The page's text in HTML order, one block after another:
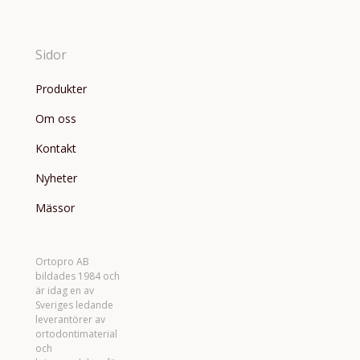
Sidor
Produkter
Om oss
Kontakt
Nyheter
Mässor
Ortopro AB
bildades 1984 och
är idag en av
Sveriges ledande
leverantörer av
ortodontimaterial
och